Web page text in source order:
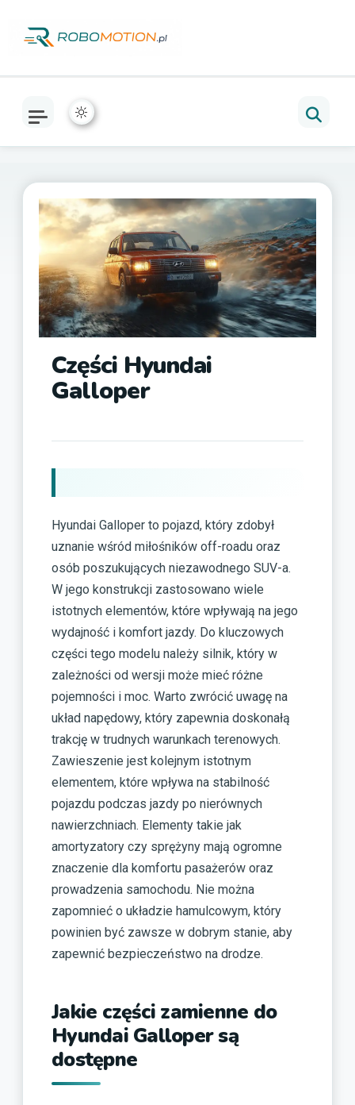
Części Hyundai
Galloper
Hyundai Galloper to pojazd, który zdobył
uznanie wśród miłośników off-roadu oraz
osób poszukujących niezawodnego SUV-a.
W jego konstrukcji zastosowano wiele
istotnych elementów, które wpływają na jego
wydajność i komfort jazdy. Do kluczowych
części tego modelu należy silnik, który w
zależności od wersji może mieć różne
pojemności i moc. Warto zwrócić uwagę na
układ napędowy, który zapewnia doskonałą
trakcję w trudnych warunkach terenowych.
Zawieszenie jest kolejnym istotnym
elementem, które wpływa na stabilność
pojazdu podczas jazdy po nierównych
nawierzchniach. Elementy takie jak
amortyzatory czy sprężyny mają ogromne
znaczenie dla komfortu pasażerów oraz
prowadzenia samochodu. Nie można
zapomnieć o układzie hamulcowym, który
powinien być zawsze w dobrym stanie, aby
zapewnić bezpieczeństwo na drodze.
Jakie części zamienne do
Hyundai Galloper są
dostępne